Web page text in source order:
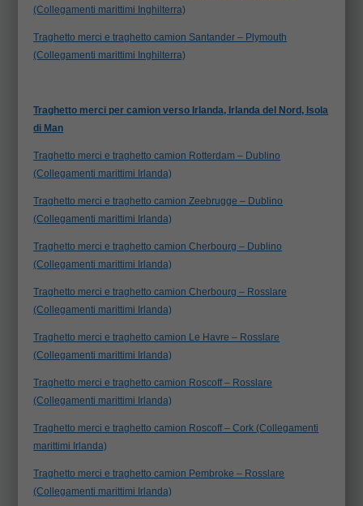
(Collegamenti marittimi Inghilterra)
Traghetto merci e traghetto camion Santander – Plymouth
(Collegamenti marittimi Inghilterra)
Traghetto merci per camion verso Irlanda, Irlanda del Nord, Isola
di Man
Traghetto merci e traghetto camion Rotterdam – Dublino
(Collegamenti marittimi Irlanda)
Traghetto merci e traghetto camion Zeebrugge – Dublino
(Collegamenti marittimi Irlanda)
Traghetto merci e traghetto camion Cherbourg – Dublino
(Collegamenti marittimi Irlanda)
Traghetto merci e traghetto camion Cherbourg – Rosslare
(Collegamenti marittimi Irlanda)
Traghetto merci e traghetto camion Le Havre – Rosslare
(Collegamenti marittimi Irlanda)
Traghetto merci e traghetto camion Roscoff – Rosslare
(Collegamenti marittimi Irlanda)
Traghetto merci e traghetto camion Roscoff – Cork (Collegamenti
marittimi Irlanda)
Traghetto merci e traghetto camion Pembroke – Rosslare
(Collegamenti marittimi Irlanda)